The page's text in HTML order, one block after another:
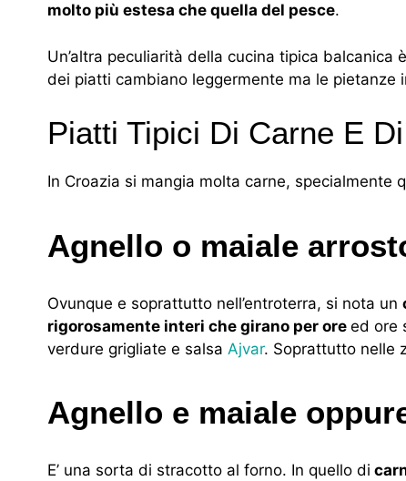
molto più estesa che quella del pesce.
Un’altra peculiarità della cucina tipica
dei piatti cambiano leggermente ma le pietanze
Piatti Tipici Di Carne E
In Croazia si mangia molta carne, specialmente
Agnello o maiale
Ovunque e soprattutto nell’entroterra, si nota un
rigorosamente interi che girano per ore ed ore
verdure grigliate e salsa Ajvar. Soprattutto nelle
Agnello e maiale
E’ una sorta di stracotto al forno. In quello di